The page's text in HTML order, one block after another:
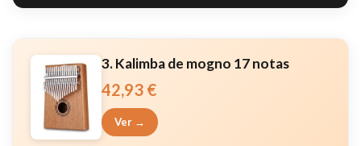
3. Kalimba de mogno 17 notas
42,93 €
Ver →